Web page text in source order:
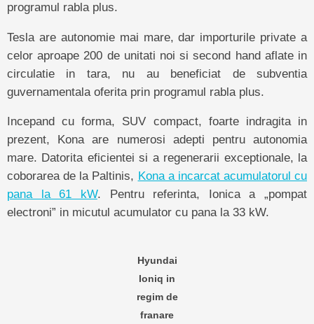
programul rabla plus.
Tesla are autonomie mai mare, dar importurile private a
celor aproape 200 de unitati noi si second hand aflate in
circulatie in tara, nu au beneficiat de subventia
guvernamentala oferita prin programul rabla plus.
Incepand cu forma, SUV compact, foarte indragita in
prezent, Kona are numerosi adepti pentru autonomia
mare. Datorita eficientei si a regenerarii exceptionale, la
coborarea de la Paltinis, Kona a incarcat acumulatorul cu
pana la 61 kW. Pentru referinta, Ionica a „pompat
electroni” in micutul acumulator cu pana la 33 kW.
Hyundai
Ioniq in
regim de
franare